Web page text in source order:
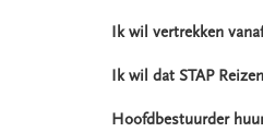
Ik wil vertrekken
Ik wil dat STAP
Hoofdbestuurder